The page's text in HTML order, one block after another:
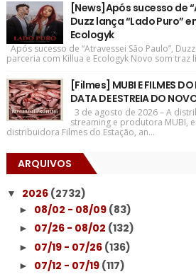
[News]Após sucesso de
Duzz lança “Lado Puro”
Ecologyk
Após sucesso de “Atravessei São Paulo”,
parceria com Killua e Ecologyk Novo som traz
[Filmes] MUBI E FILMES
DATA DE ESTREIA DO
3 de agosto de 2026 – A
streaming e produtora MUBI,
distribuidora Filmes do Estação, an...
ARQUIVOS
▼ 2026 (2732)
► 08/02 - 08/09 (83)
► 07/26 - 08/02 (132)
► 07/19 - 07/26 (136)
► 07/12 - 07/19 (117)